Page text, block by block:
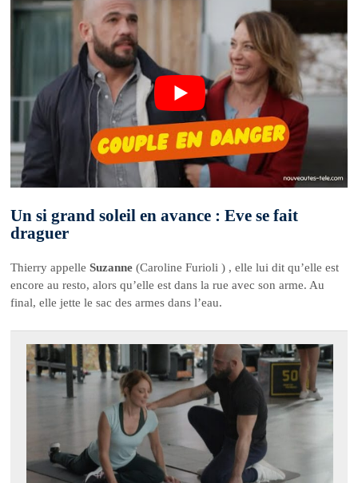
Un si grand soleil en avance : Eve se fait
draguer
Thierry appelleSuzanne (Caroline Furioli ) , elle lui dit qu’elle est
encore au resto, alors qu’elle est dans la rue avec son arme. Au
final, elle jette le sac des armes dans l’eau.